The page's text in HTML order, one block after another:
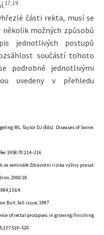
17,19
části rekta, musí se
možných způsobů
jednotlivých postupů
součástí tohoto
podrobně jednotlivými
uvedeny v přehledu
WL, Taylor DJ (Eds). Diseases of Swine.
1958;70:214–216.
ze semináře Zdravotní rizika výživy prasat
2000:18.
Bull, fall issue; 1987.
of rectal prolapses in growing/finishing